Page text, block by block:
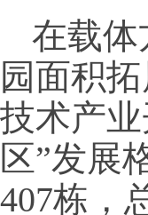
在载体
园面积
技术产
区”发展
407栋，